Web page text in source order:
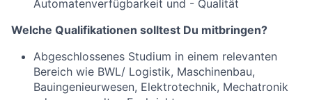
Automatenverfügbarkeit und - Qualität
Welche Qualifikationen solltest Du mitbringen?
Abgeschlossenes Studium in einem relevanten
Bereich wie BWL/ Logistik, Maschinenbau,
Bauingenieurwesen, Elektrotechnik, Mechatronik